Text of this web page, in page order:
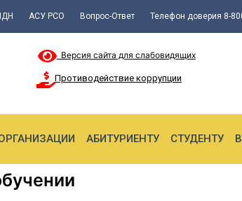
АСУ РСО Вопрос-Ответ Телефон доверия 8-
Версия сайта для слабовидящих
Противодействие коррупции
АБИТУРИЕНТУ СТУДЕНТУ